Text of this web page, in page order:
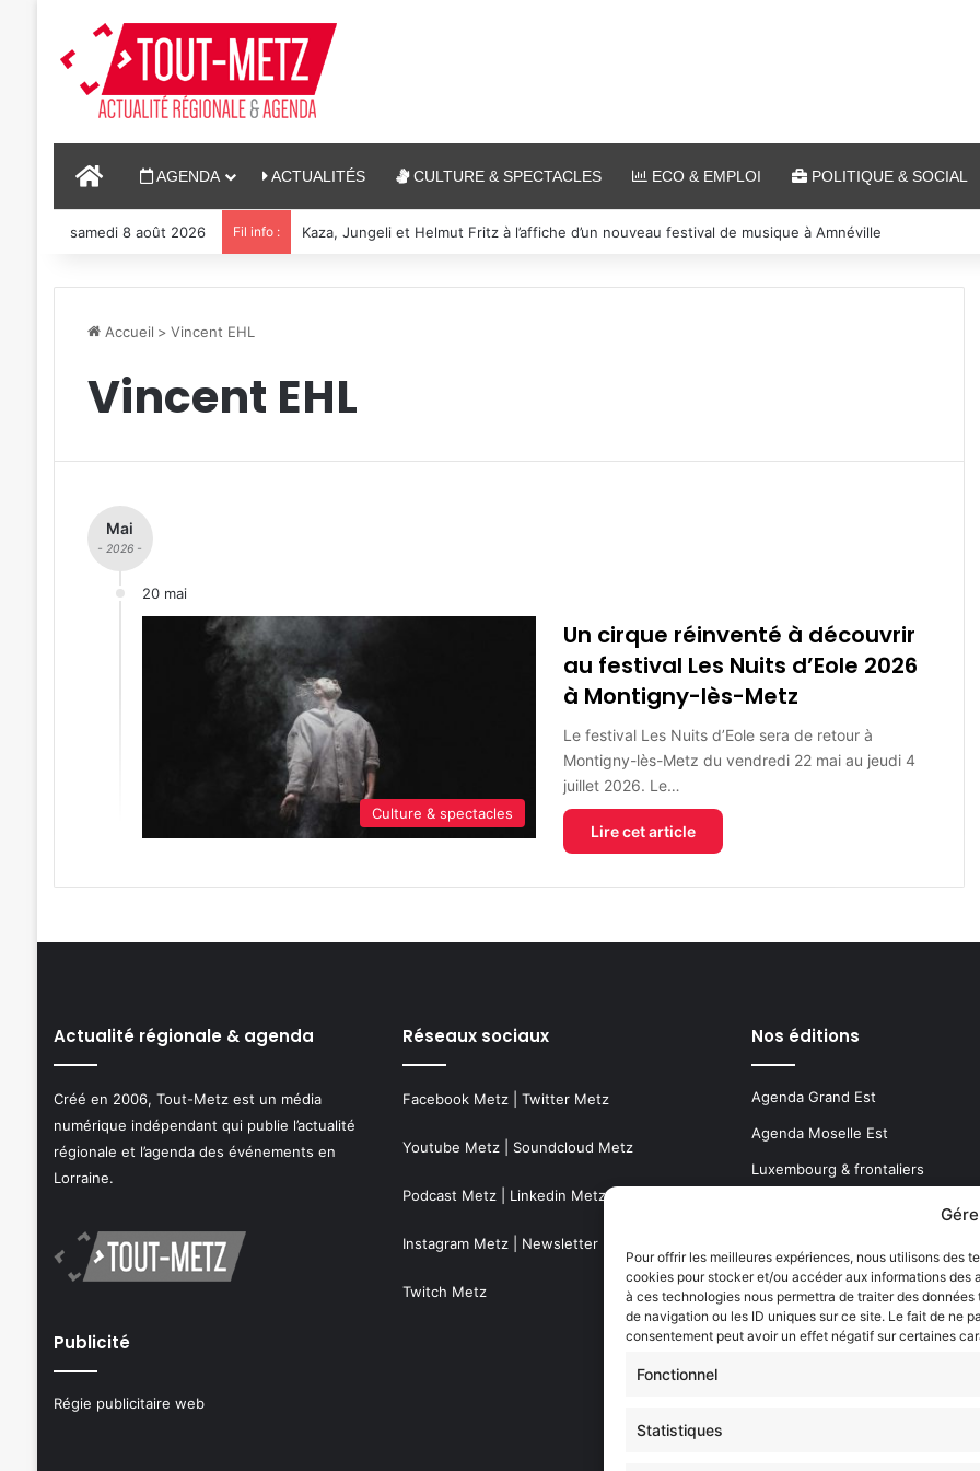
Pour offrir les meilleures expériences, nous utilisons des
cookies pour stocker et/ou accéder aux informations des
à ces technologies nous permettra de traiter des
de navigation ou les ID uniques sur ce site. Le fait de ne
consentement peut avoir un effet négatif sur certaines
Fonctionnel
Statistiques
ACCUEILAGENDA ACTUALITÉS CULTURE & SPECTACLES ECO & EMPLOI POLITIQUE & SOCIAL
samedi 8 août 2026 Fil info : Kaza, Jungeli et Helmut Fritz à l’affiche d’un nouveau festival de musique à Amnéville
Accueil > Vincent EHL
Vincent EHL
Mai
- 2026 -
20 mai
Culture & spectacles
Un cirque réinventé à découvrir
au festival Les Nuits d’Eole 2026
à Montigny-lès-Metz
Le festival Les Nuits d’Eole sera de retour à
Montigny-lès-Metz du vendredi 22 mai au jeudi 4
juillet 2026. Le…
Lire cet article
Actualité régionale & agenda
Créé en 2006, Tout-Metz est un média
numérique indépendant qui publie l’actualité
régionale et l’agenda des événements en
Lorraine.
Publicité
Régie publicitaire web
Réseaux sociaux
Facebook Metz| Twitter Metz
Youtube Metz| Soundcloud Metz
Podcast Metz| Linkedin Metz
Instagram Metz| Newsletter Metz
Twitch Metz
Nos éditions
Agenda Grand Est
Agenda Moselle Est
Luxembourg & frontaliers
Thionville & Moselle Nord
Dossiers à la Une